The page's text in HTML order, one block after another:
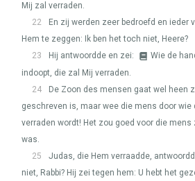
Mij zal verraden.
22
En zij werden zeer bedroefd en ieder
Hem te zeggen: Ik ben het toch niet, Heere?
23
Hij antwoordde en zei:
Wie de
indoopt, die zal Mij verraden.
24
De Zoon des mensen gaat wel heen
geschreven is, maar wee die mens door wie
verraden wordt! Het zou goed voor die
was.
25
Judas, die Hem verraadde,
niet, Rabbi? Hij zei tegen hem: U hebt het